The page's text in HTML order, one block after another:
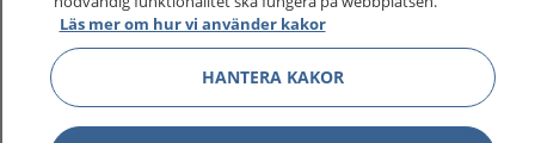
1177 på flera språk
Läs mer om hur vi använder kakor
HANTERA KAKOR